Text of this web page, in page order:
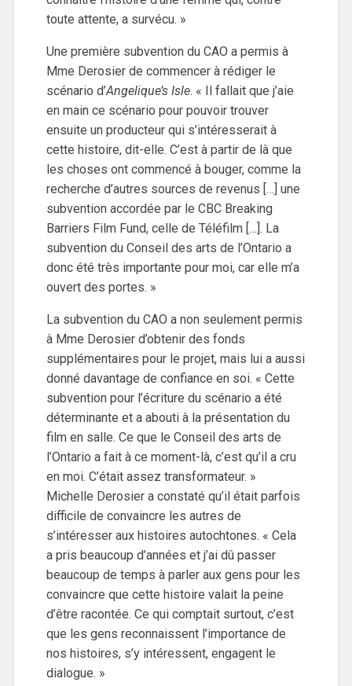
toute attente, a survécu. »
Une première subvention du CAO a permis à
Mme Derosier de commencer à rédiger le
scénario d’Angelique’s Isle. « Il fallait que j’aie
en main ce scénario pour pouvoir trouver
ensuite un producteur qui s’intéresserait à
cette histoire, dit-elle. C’est à partir de là que
les choses ont commencé à bouger, comme la
recherche d’autres sources de revenus […] une
subvention accordée par le CBC Breaking
Barriers Film Fund, celle de Téléfilm […]. La
subvention du Conseil des arts de l’Ontario a
donc été très importante pour moi, car elle m’a
ouvert des portes. »
La subvention du CAO a non seulement permis
à Mme Derosier d’obtenir des fonds
supplémentaires pour le projet, mais lui a aussi
donné davantage de confiance en soi. « Cette
subvention pour l’écriture du scénario a été
déterminante et a abouti à la présentation du
film en salle. Ce que le Conseil des arts de
l’Ontario a fait à ce moment-là, c’est qu’il a cru
en moi. C’était assez transformateur. »
Michelle Derosier a constaté qu’il était parfois
difficile de convaincre les autres de
s’intéresser aux histoires autochtones. « Cela
a pris beaucoup d’années et j’ai dû passer
beaucoup de temps à parler aux gens pour les
convaincre que cette histoire valait la peine
d’être racontée. Ce qui comptait surtout, c’est
que les gens reconnaissent l’importance de
nos histoires, s’y intéressent, engagent le
dialogue. »